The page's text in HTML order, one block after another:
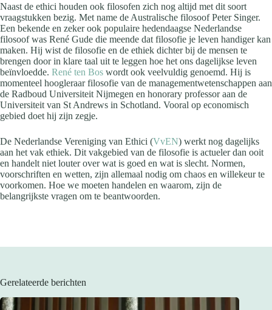
Naast de ethici houden ook filosofen zich nog altijd met dit soort
vraagstukken bezig. Met name de Australische filosoof Peter Singer.
Een bekende en zeker ook populaire hedendaagse Nederlandse
filosoof was René Gude die meende dat filosofie je leven handiger kan
maken. Hij wist de filosofie en de ethiek dichter bij de mensen te
brengen door in klare taal uit te leggen hoe het ons dagelijkse leven
beïnvloedde. René ten Bos wordt ook veelvuldig genoemd. Hij is
momenteel hoogleraar filosofie van de managementwetenschappen aan
de Radboud Universiteit Nijmegen en honorary professor aan de
Universiteit van St Andrews in Schotland. Vooral op economisch
gebied doet hij zijn zegje.
De Nederlandse Vereniging van Ethici (VvEN) werkt nog dagelijks
aan het vak ethiek. Dit vakgebied van de filosofie is actueler dan ooit
en handelt niet louter over wat is goed en wat is slecht. Normen,
voorschriften en wetten, zijn allemaal nodig om chaos en willekeur te
voorkomen. Hoe we moeten handelen en waarom, zijn de
belangrijkste vragen om te beantwoorden.
Gerelateerde berichten